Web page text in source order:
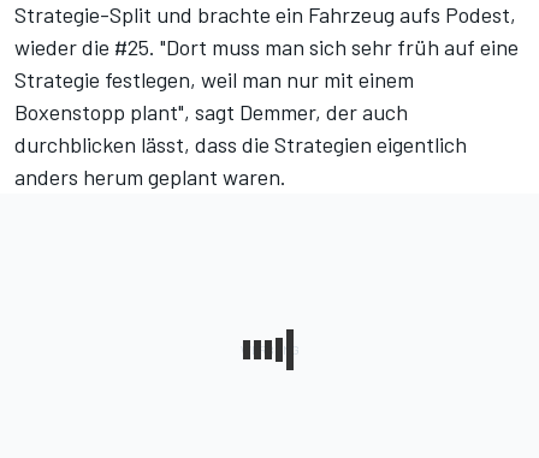
Strategie-Split und brachte ein Fahrzeug aufs Podest,
wieder die #25. "Dort muss man sich sehr früh auf eine
Strategie festlegen, weil man nur mit einem
Boxenstopp plant", sagt Demmer, der auch
durchblicken lässt, dass die Strategien eigentlich
anders herum geplant waren.